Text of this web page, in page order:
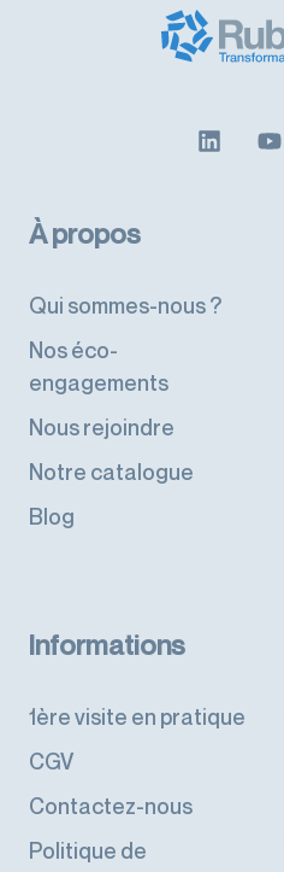
À propos
Qui sommes-nous ?
Nos éco-
engagements
Nous rejoindre
Notre catalogue
Blog
Informations
1ère visite en pratique
CGV
Contactez-nous
Politique de